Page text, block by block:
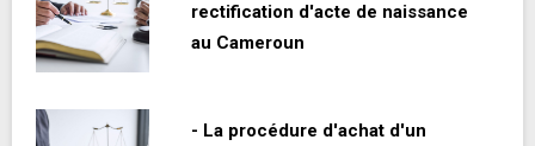
rectification d'acte de naissance
au Cameroun
- La procédure d'achat d'un